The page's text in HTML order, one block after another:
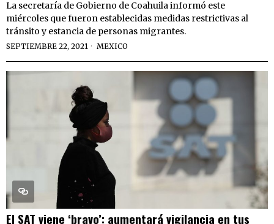
La secretaría de Gobierno de Coahuila informó este
miércoles que fueron establecidas medidas restrictivas al
tránsito y estancia de personas migrantes.
SEPTIEMBRE 22, 2021 MEXICO
El SAT viene ‘bravo’: aumentará vigilancia en tus